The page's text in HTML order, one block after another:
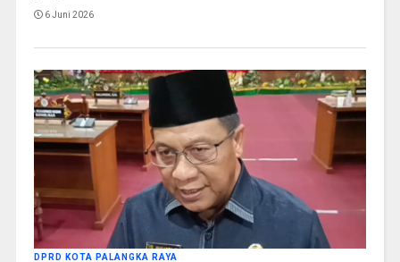
6 Juni 2026
DPRD KOTA PALANGKA RAYA